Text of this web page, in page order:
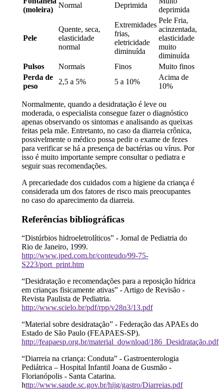
(moleira)
Normal Deprimida
deprimida
Pele
Quente, seca,
elasticidade
normal
Extremidades
frias,
eletricidade
diminuída
Pele Fria,
acinzentada,
elasticidade
muito
diminuída
Pulsos
Normais Finos
Muito finos
Perda de
peso
2,5 a 5% 5 a 10%
Acima de
10%
Normalmente, quando a desidratação é leve ou
moderada, o especialista consegue fazer o diagnóstico
apenas observando os sintomas e analisando as queixas
feitas pela mãe. Entretanto, no caso da diarreia crônica,
possivelmente o médico possa pedir o exame de fezes
para verificar se há a presença de bactérias ou vírus. Por
isso é muito importante sempre consultar o pediatra e
seguir suas recomendações.
A precariedade dos cuidados com a higiene da criança é
considerada um dos fatores de risco mais preocupantes
no caso do aparecimento da diarreia.
Referências bibliográficas
“Distúrbios hidroeletrolíticos” - Jornal de Pediatria do
Rio de Janeiro, 1999.
http://www.jped.com.br/conteudo/99-75-
S223/port_print.htm
“Desidratação e recomendações para a reposição hídrica
em crianças fisicamente ativas” - Artigo de Revisão -
Revista Paulista de Pediatria.
http://www.scielo.br/pdf/rpp/v28n3/13.pdf
“Material sobre desidratação” - Federação das APAEs do
Estado de São Paulo (FEAPAES-SP).
http://feapaesp.org.br/material_download/186_Desidratação.pdf
“Diarreia na criança: Conduta” - Gastroenterologia
Pediátrica – Hospital Infantil Joana de Gusmão -
Florianópolis - Santa Catarina.
http://www.saude.sc.gov.br/hijg/gastro/Diarreias.pdf